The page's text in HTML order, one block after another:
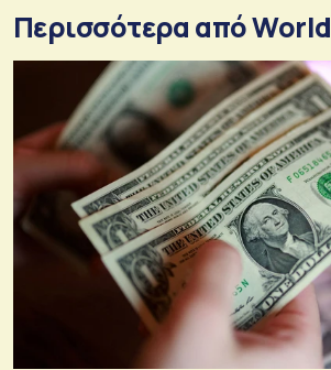
Περισσότερα από World